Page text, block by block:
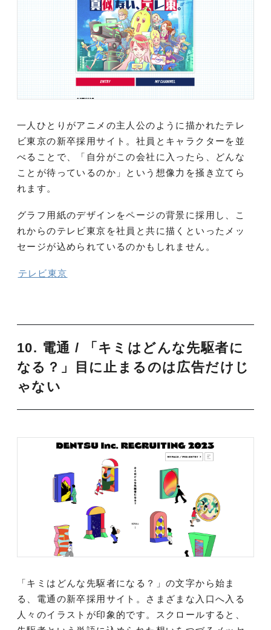
一人ひとりがアニメの主人公のように描かれたテレ
ビ東京の新卒採用サイト。社員とキャラクターを並
べることで、「自分がこの会社に入ったら、どんな
ことが待っているのか」という想像力を掻き立てら
れます。
グラフ用紙のデザインをページの背景に採用し、こ
れからのテレビ東京を社員と共に描くといったメッ
セージが込められているのかもしれません。
テレビ東京
10. 電通 / 「キミはどんな先駆者に
なる？」目に止まるのは広告だけじ
ゃない
「キミはどんな先駆者になる？」の文字から始ま
る、電通の新卒採用サイト。さまざまな入口へ入る
人々のイラストが印象的です。スクロールすると、